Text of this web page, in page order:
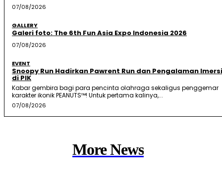
07/08/2026
GALLERY
Galeri foto: The 6th Fun Asia Expo Indonesia 2026
07/08/2026
EVENT
Snoopy Run Hadirkan Pawrent Run dan Pengalaman
di PIK
Kabar gembira bagi para pencinta olahraga sekaligus penggemar
karakter ikonik PEANUTS™! Untuk pertama kalinya,...
07/08/2026
More News